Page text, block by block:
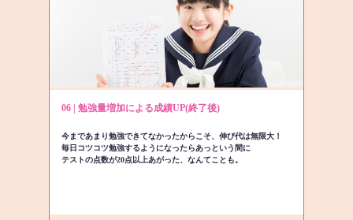
06 | 勉強量増加による成績UP(終了後)
今まであまり勉強できてなかったからこそ、伸び代は無限大！
毎日コツコツ勉強するようになったらあっという間に
テストの点数が20点以上あがった、なんてことも。